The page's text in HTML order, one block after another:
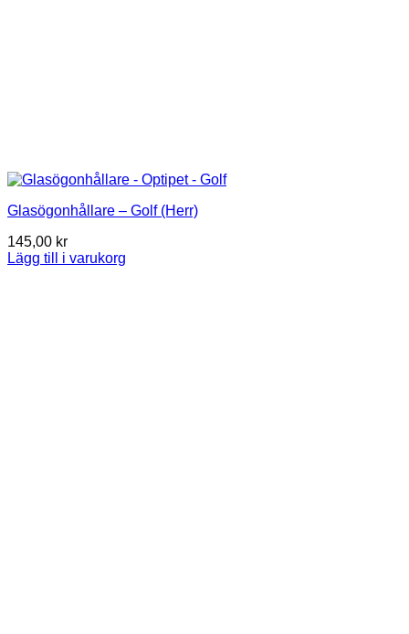
Glasögonhållare – Golf (Herr)
145,00 kr
Lägg till i varukorg